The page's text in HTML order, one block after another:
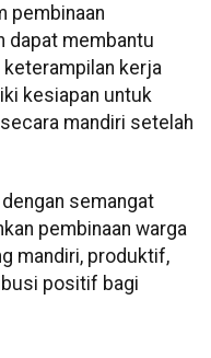
pembinaan
dapat membantu
keterampilan kerja
kesiapan untuk
mandiri setelah
semangat
pembinaan warga
mandiri, produktif,
positif bagi